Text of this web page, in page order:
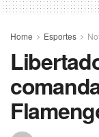
Home Esportes